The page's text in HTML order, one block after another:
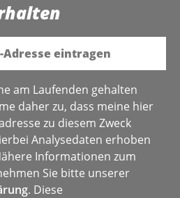
am Laufenden gehalten
daher zu, dass meine hier
zu diesem Zweck
Analysedaten erhoben
Informationen zum
Sie bitte unserer
. Diese